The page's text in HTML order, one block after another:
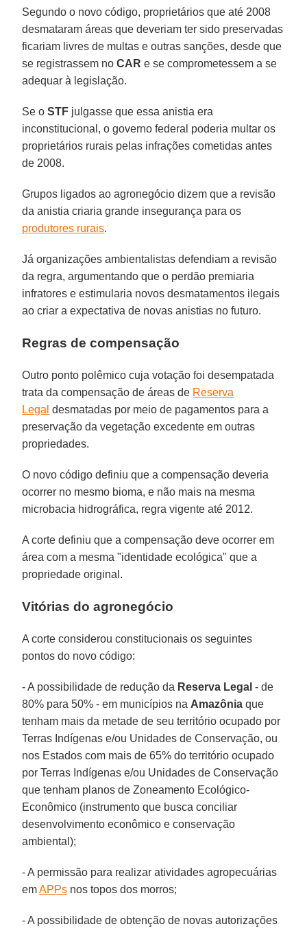
Segundo o novo código, proprietários que até 2008
desmataram áreas que deveriam ter sido preservadas
ficariam livres de multas e outras sanções, desde que
se registrassem noCAR e se comprometessem a se
adequar à legislação.
Se oSTF julgasse que essa anistia era
inconstitucional, o governo federal poderia multar os
proprietários rurais pelas infrações cometidas antes
de 2008.
Grupos ligados ao agronegócio dizem que a revisão
da anistia criaria grande insegurança para os
produtores rurais.
Já organizações ambientalistas defendiam a revisão
da regra, argumentando que o perdão premiaria
infratores e estimularia novos desmatamentos ilegais
ao criar a expectativa de novas anistias no futuro.
Regras de compensação
Outro ponto polêmico cuja votação foi desempatada
trata da compensação de áreas de Reserva
Legal desmatadas por meio de pagamentos para a
preservação da vegetação excedente em outras
propriedades.
O novo código definiu que a compensação deveria
ocorrer no mesmo bioma, e não mais na mesma
microbacia hidrográfica, regra vigente até 2012.
A corte definiu que a compensação deve ocorrer em
área com a mesma "identidade ecológica" que a
propriedade original.
Vitórias do agronegócio
A corte considerou constitucionais os seguintes
pontos do novo código:
- A possibilidade de redução da Reserva Legal - de
80% para 50% - em municípios na Amazônia que
tenham mais da metade de seu território ocupado por
Terras Indígenas e/ou Unidades de Conservação, ou
nos Estados com mais de 65% do território ocupado
por Terras Indígenas e/ou Unidades de Conservação
que tenham planos de Zoneamento Ecológico-
Econômico (instrumento que busca conciliar
desenvolvimento econômico e conservação
ambiental);
- A permissão para realizar atividades agropecuárias
emAPPs nos topos dos morros;
- A possibilidade de obtenção de novas autorizações